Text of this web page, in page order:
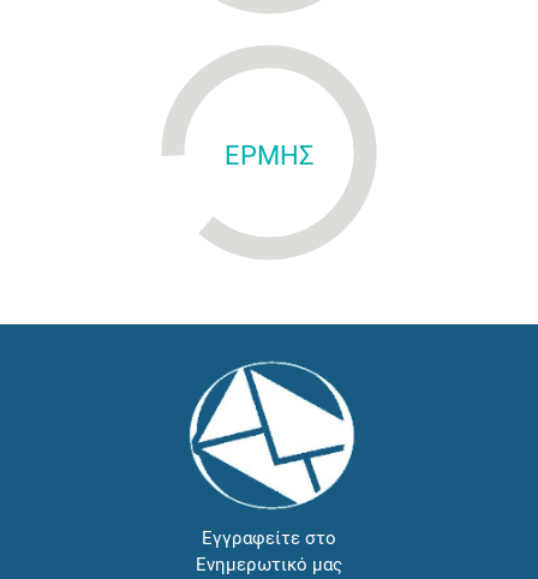
ΕΡΜΗΣ
Εγγραφείτε στο
Ενημερωτικό μας